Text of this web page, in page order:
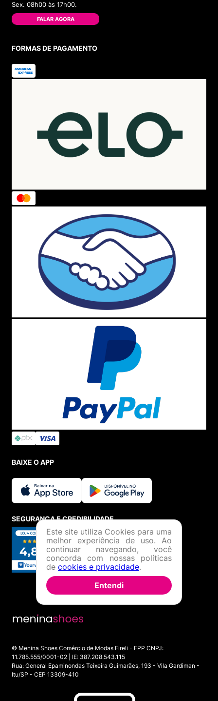
Sex. 08h00 às 17h00.
FALAR AGORA
FORMAS DE PAGAMENTO
BAIXE O APP
SEGURANÇA E CREDIBILIDADE
© Menina Shoes Comércio de Modas Eireli - EPP CNPJ:
11.785.555/0001-02 | IE: 387.208.543.115
Rua: General Epaminondas Teixeira Guimarães, 193 - Vila Gardiman -
Itu/SP - CEP 13309-410
Este site utiliza Cookies para uma
melhor experiência de uso. Ao
continuar navegando, você
concorda com nossas políticas
de cookies e privacidade.
Entendi